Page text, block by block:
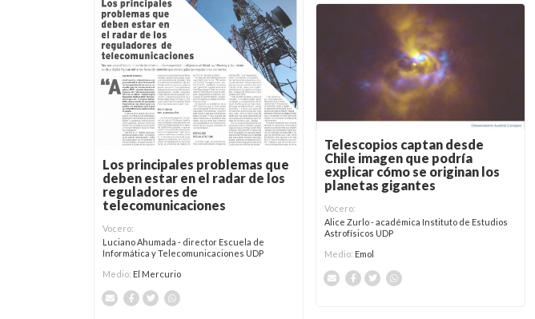
Los principales problemas que
deben estar en el radar de los
reguladores de
telecomunicaciones
Vocero:
Luciano Ahumada - director Escuela de
Informática y Telecomunicaciones UDP
Medio: El Mercurio
Telescopios captan desde
Chile imagen que podría
explicar cómo se originan los
planetas gigantes
Vocero:
Alice Zurlo - académica Instituto de Estudios
Astrofísicos UDP
Medio: Emol